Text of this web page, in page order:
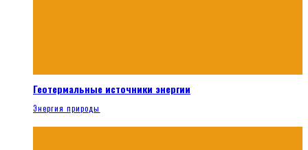
Геотермальные источники энергии
Энергия природы